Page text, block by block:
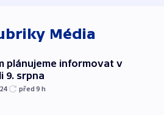
Média
plánujeme informovat v
9. srpna
před 9 h